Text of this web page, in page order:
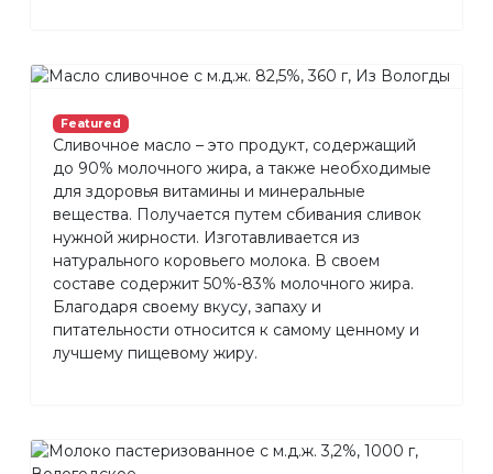
Featured
Сливочное масло – это продукт, содержащий
до 90% молочного жира, а также необходимые
для здоровья витамины и минеральные
вещества. Получается путем сбивания сливок
нужной жирности. Изготавливается из
натурального коровьего молока. В своем
составе содержит 50%-83% молочного жира.
Благодаря своему вкусу, запаху и
питательности относится к самому ценному и
лучшему пищевому жиру.